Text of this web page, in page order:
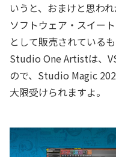
いうと、おまけと思わ
ソフトウェア・スイー
として販売されている
Studio One Artistは、
ので、Studio Magic
大限受けられますよ。